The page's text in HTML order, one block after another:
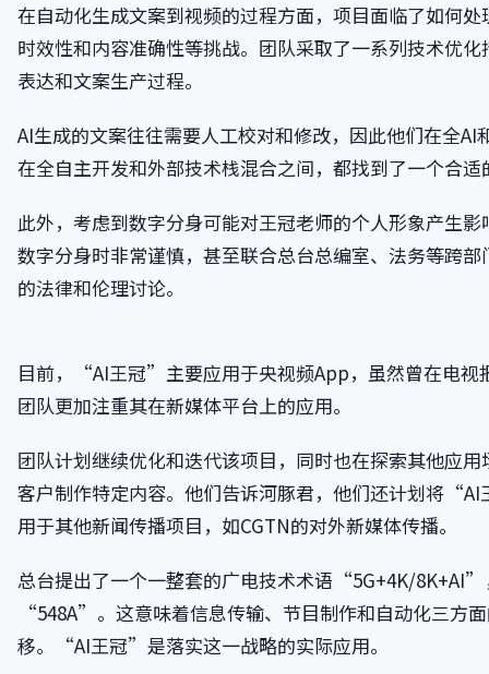
在自动化生成文案到视频的过程方面，项目面临了如何处
时效性和内容准确性等挑战。团队采取了一系列技术优
表达和文案生产过程。
AI生成的文案往往需要人工校对和修改，因此他们在全AI
在全自主开发和外部技术栈混合之间，都找到了一个合适
此外，考虑到数字分身可能对王冠老师的个人形象产生
数字分身时非常谨慎，甚至联合总台总编室、法务等跨部
的法律和伦理讨论。
目前，“AI王冠”主要应用于央视频App，虽然曾在电视
团队更加注重其在新媒体平台上的应用。
团队计划继续优化和迭代该项目，同时也在探索其他应
客户制作特定内容。他们告诉河豚君，他们还计划将
用于其他新闻传播项目，如CGTN的对外新媒体传播。
总台提出了一个一整套的广电技术术语“5G+4K/8K+AI”
“548A”。这意味着信息传输、节目制作和自动化三方
移。“AI王冠”是落实这一战略的实际应用。